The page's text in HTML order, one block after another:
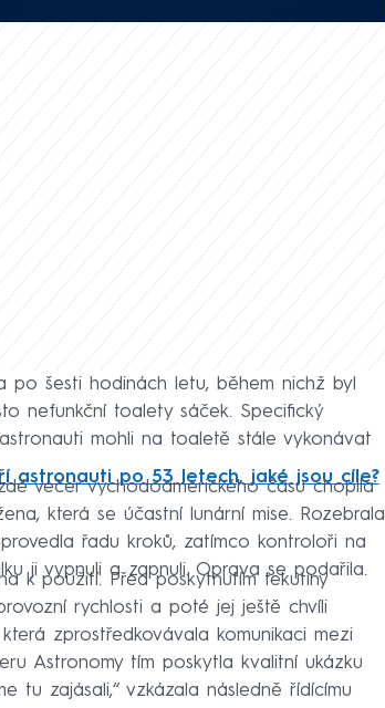
po šesti hodinách letu, během nichž byl
nefunkční toalety sáček. Specifický
mohli na toaletě stále vykonávat
astronauti po 53 letech, jaké jsou cíle?
večer východoamerického času chopila
která se účastní lunární mise. Rozebrala
řadu kroků, zatímco kontroloři na
ji vypnuli a zapnuli. Oprava se podařila.
k použití. Před poskytnutím tekutiny
rychlosti a poté jej ještě chvíli
zprostředkovávala komunikaci mezi
Astronomy tím poskytla kvalitní ukázku
tu zajásali,“ vzkázala následně řídícímu